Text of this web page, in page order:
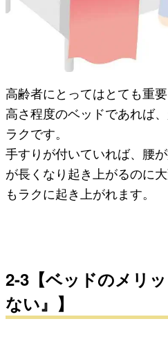
高齢者にとってはとても重
高さ程度のベッドであれば
ラクです。
手すりが付いていれば、腰
が長くなり起き上がるのに
もラクに起き上がれます。
2-3【ベッドのメリ
ない』】